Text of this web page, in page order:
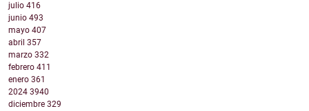
julio 416
junio 493
mayo 407
abril 357
marzo 332
febrero 411
enero 361
2024 3940
diciembre 329